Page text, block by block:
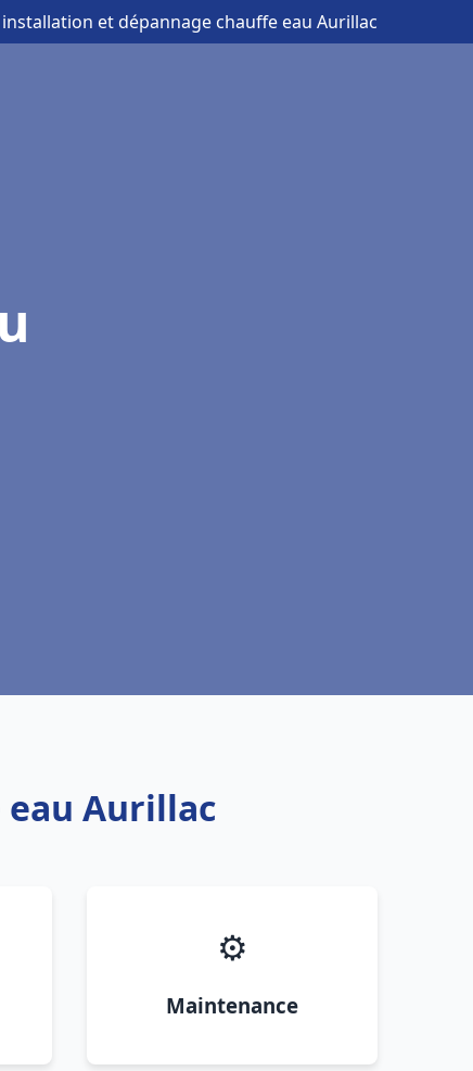
installation et dépannage chauffe eau Aurillac
Aurillac
⚙️
Maintenance